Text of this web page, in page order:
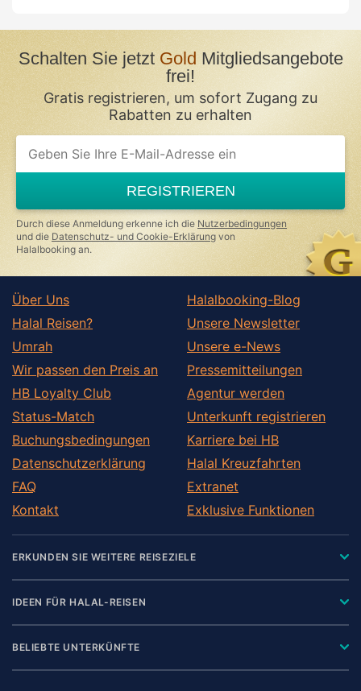
Schalten Sie jetztGold Mitgliedsangebote
frei!
Gratis registrieren, um sofort Zugang zu
Rabatten zu erhalten
If
you
ignore
this
field
REGISTRIEREN
Durch diese Anmeldung erkenne ich die Nutzerbedingungen
und die Datenschutz- und Cookie-Erklärung von
Halalbooking an.
Über Uns
Halal Reisen?
Umrah
Wir passen den Preis an
HB Loyalty Club
Status-Match
Buchungsbedingungen
Datenschutzerklärung
FAQ
Kontakt
Halalbooking-Blog
Unsere Newsletter
Unsere e-News
Pressemitteilungen
Agentur werden
Unterkunft registrieren
Karriere bei HB
Halal Kreuzfahrten
Extranet
Exklusive Funktionen
ERKUNDEN SIE WEITERE REISEZIELE
IDEEN FÜR HALAL-REISEN
BELIEBTE UNTERKÜNFTE